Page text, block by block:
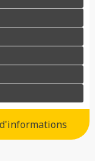
au mieux à votre